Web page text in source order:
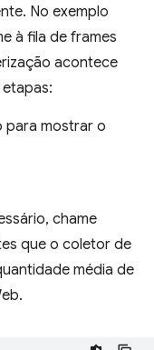
No exemplo
à fila de frames
acontece
para mostrar o
chame
que o coletor de
média de